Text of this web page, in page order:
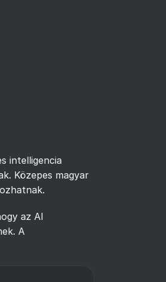
intelligencia
Közepes magyar
az AI
A